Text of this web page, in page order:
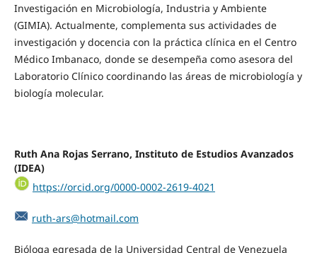
Investigación en Microbiología, Industria y Ambiente
(GIMIA). Actualmente, complementa sus actividades de
investigación y docencia con la práctica clínica en el Centro
Médico Imbanaco, donde se desempeña como asesora del
Laboratorio Clínico coordinando las áreas de microbiología y
biología molecular.
Ruth Ana Rojas Serrano, Instituto de Estudios Avanzados
(IDEA)
https://orcid.org/0000-0002-2619-4021
ruth-ars@hotmail.com
Bióloga egresada de la Universidad Central de Venezuela